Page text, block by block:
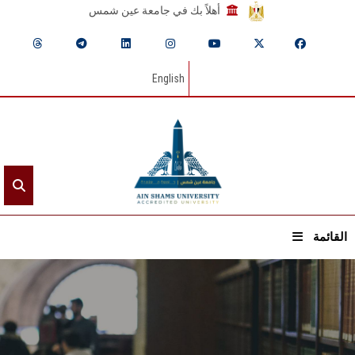
أهلاً بك في جامعة عين شمس
English
القائمة
الرئيسيـة
عن الجامعة